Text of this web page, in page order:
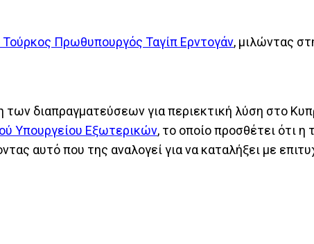
Πρωθυπουργός Ταγίπ Ερντογάν, μιλώντας
των διαπραγματεύσεων για περιεκτική λύση στο
Υπουργείου Εξωτερικών, το οποίο προσθέτει ότι η
αυτό που της αναλογεί για να καταλήξει με